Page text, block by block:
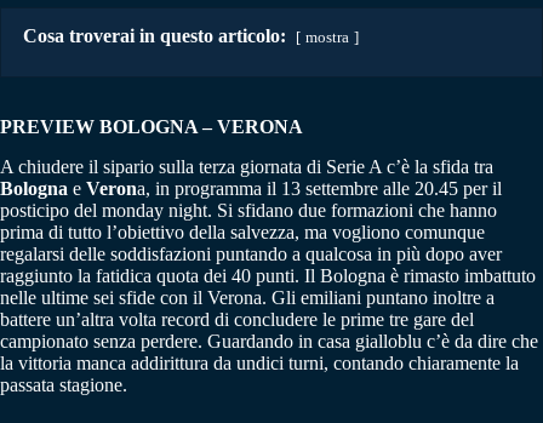
Cosa troverai in questo articolo: mostra
PREVIEW BOLOGNA – VERONA
A chiudere il sipario sulla terza giornata di Serie A c’è la sfida tra
Bologna e Verona, in programma il 13 settembre alle 20.45 per il
posticipo del monday night. Si sfidano due formazioni che hanno
prima di tutto l’obiettivo della salvezza, ma vogliono comunque
regalarsi delle soddisfazioni puntando a qualcosa in più dopo aver
raggiunto la fatidica quota dei 40 punti. Il Bologna è rimasto imbattuto
nelle ultime sei sfide con il Verona. Gli emiliani puntano inoltre a
battere un’altra volta record di concludere le prime tre gare del
campionato senza perdere. Guardando in casa gialloblu c’è da dire che
la vittoria manca addirittura da undici turni, contando chiaramente la
passata stagione.